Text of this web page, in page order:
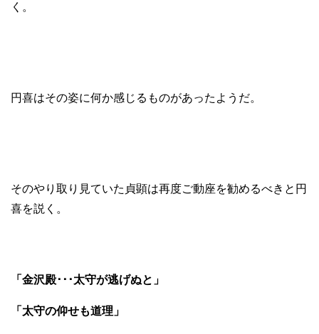
く。
円喜はその姿に何か感じるものがあったようだ。
そのやり取り見ていた貞顕は再度ご動座を勧めるべきと円
喜を説く。
「金沢殿･･･太守が逃げぬと」
「太守の仰せも道理」